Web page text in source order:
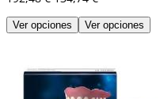
Ver opciones Ver opciones